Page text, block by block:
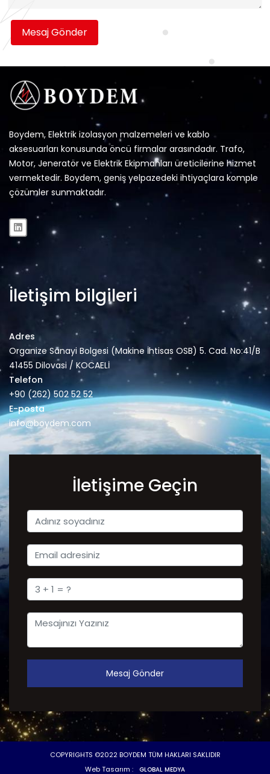
Mesaj Gönder
Boydem, Elektrik izolasyon malzemeleri ve kablo
aksesuarları konusunda öncü firmalar arasındadır. Trafo,
Motor, Jeneratör ve Elektrik Ekipmanları üreticilerine hizmet
vermektedir. Boydem, geniş yelpazedeki ihtiyaçlara komple
çözümler sunmaktadır.
İletişim bilgileri
Adres
Organize Sanayi Bolgesi (Makine İhtisas OSB) 5. Cad. No:41/B
41455 Dilovasi / KOCAELİ
Telefon
+90 (262) 502 52 52
E-posta
info@boydem.com
İletişime Geçin
Mesaj Gönder
COPYRIGHTS ©2022 BOYDEM TÜM HAKLARI SAKLIDIR
Web Tasarım :
GLOBAL MEDYA